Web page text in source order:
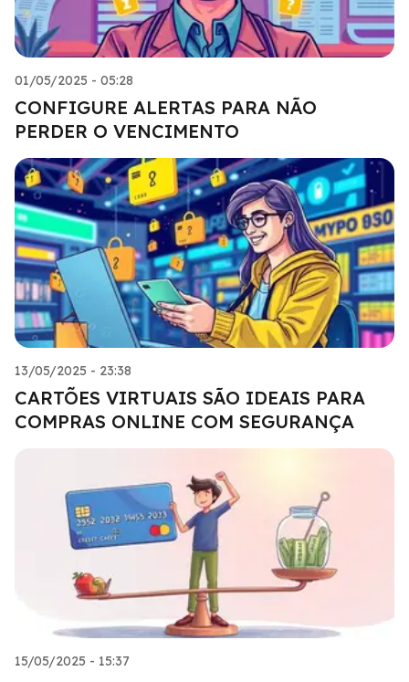
01/05/2025 - 05:28
CONFIGURE ALERTAS PARA NÃO
PERDER O VENCIMENTO
13/05/2025 - 23:38
CARTÕES VIRTUAIS SÃO IDEAIS PARA
COMPRAS ONLINE COM SEGURANÇA
15/05/2025 - 15:37